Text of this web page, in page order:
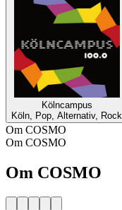
Kölncampus
Köln, Pop, Alternativ, Rock
Om COSMO
Om COSMO
Om COSMO